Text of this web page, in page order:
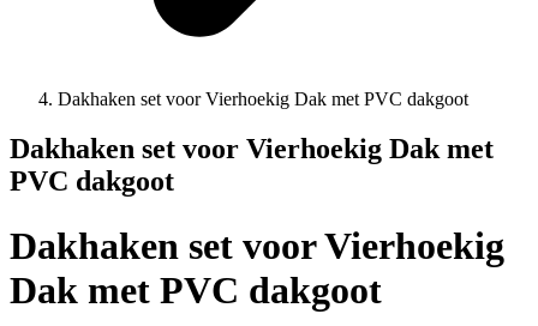
Dakhaken set voor Vierhoekig Dak met PVC dakgoot
Dakhaken set voor Vierhoekig Dak met
PVC dakgoot
Dakhaken set voor Vierhoekig
Dak met PVC dakgoot